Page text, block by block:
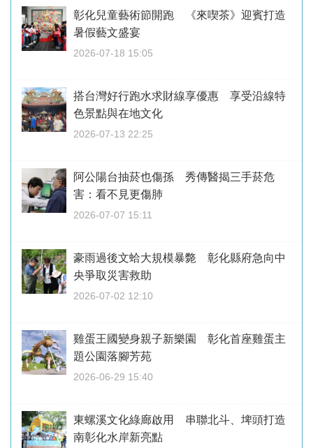
彰化兒童藝術節開跑 《來喫茶》迎賓打造
暑假藝文盛宴
2026-07-18 15:05
搭台灣好行跑水求財線享優惠 享受沿線特
色景點與在地文化
2026-07-13 22:25
阿公陽台抽菸也傷孫 秀傳醫揭三手菸危
害：看不見更傷肺
2026-07-07 15:11
豪雨過後文蛤大規模暴斃 彰化縣府急向中
央爭取災害救助
2026-07-02 12:10
雞蛋王國變身親子新樂園 彰化首座雞蛋主
題公園落腳芳苑
2026-06-29 15:40
東螺溪文化綠廊啟用 串聯北斗、埤頭打造
南彰化水岸新亮點